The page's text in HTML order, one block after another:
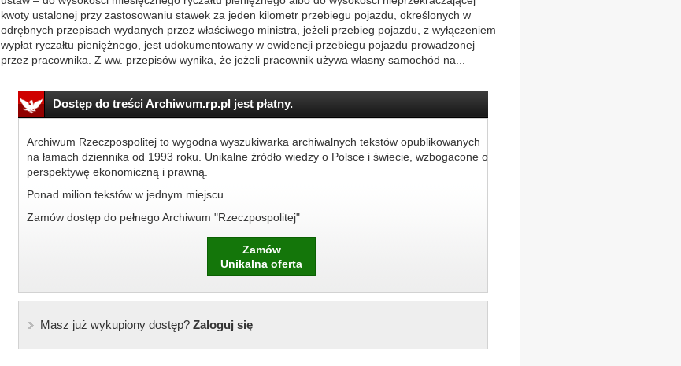
kwoty ustalonej przy zastosowaniu stawek za jeden kilometr przebiegu pojazdu, określonych w
odrębnych przepisach wydanych przez właściwego ministra, jeżeli przebieg pojazdu, z wyłączeniem
wypłat ryczałtu pieniężnego, jest udokumentowany w ewidencji przebiegu pojazdu prowadzonej
przez pracownika. Z ww. przepisów wynika, że jeżeli pracownik używa własny samochód na...
Dostęp do treści Archiwum.rp.pl jest płatny.
Archiwum Rzeczpospolitej to wygodna wyszukiwarka archiwalnych tekstów opublikowanych
na łamach dziennika od 1993 roku. Unikalne źródło wiedzy o Polsce i świecie, wzbogacone o
perspektywę ekonomiczną i prawną.
Ponad milion tekstów w jednym miejscu.
Zamów dostęp do pełnego Archiwum "Rzeczpospolitej"
Zamów
Unikalna oferta
Masz już wykupiony dostęp?Zaloguj się